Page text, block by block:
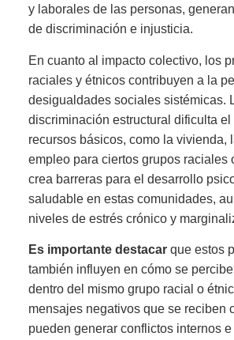
y laborales de las personas,
de discriminación e injusticia.
En cuanto al impacto colectivo, los
raciales y étnicos contribuyen a la
desigualdades sociales sistémicas.
discriminación estructural dificulta el
recursos básicos, como la vivienda,
empleo para ciertos grupos raciales
crea barreras para el desarrollo
saludable en estas comunidades,
niveles de estrés crónico y
Es importante destacarque estos
también influyen en cómo se
dentro del mismo grupo racial o
mensajes negativos que se reciben
pueden generar conflictos internos